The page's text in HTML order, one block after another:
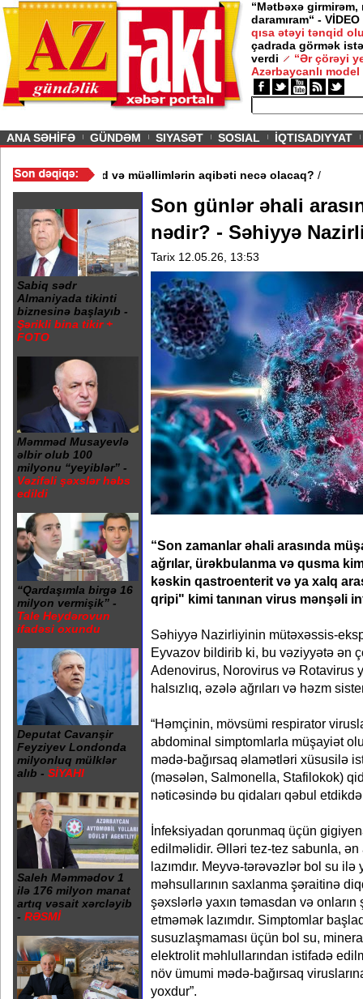
“Mətbəxə girmirəm,
daramıram“ - VİDEO
qısa ətəyi tənqid
çadrada görmək
verdi
“Ər çörəyi
Azərbaycanlı model
ANA SƏHİFƏ GÜNDƏM SIYASƏT SOSIAL İQTISADIYYAT
məktəb bağlandı - Şagird və müəllimlərin aqibəti necə olacaq?
Sabiq sədr
Almaniyada tikinti
biznesinə başlayıb -
Şərikli bina tikir +
FOTO
Məmməd Musayevlə
əlbir olub 100
milyonu “yeyiblər” -
Vəzifəli şəxslər həbs
edildi
“Qardaşımla birgə 16
milyon vermişik” -
Tale Heydərovun
ifadəsi oxundu
Deputat Cavanşir
Feyziyev Londonda
milyonluq mülklər
alıb - SİYAHI
Saleh Məmmədov 1
ilə 176 milyon manat
artıq vəsait xərcləyib
- RƏSMİ
Son günlər əhali
nədir? - Səhiyyə
Tarix 12.05.26, 13:53
“Son zamanlar əhali arasında
ağrılar, ürəkbulanma və qusma
kəskin qastroenterit və ya xalq
qripi" kimi tanınan virus mənşəli
Səhiyyə Nazirliyinin mütəxəssis-
Eyvazov bildirib ki, bu vəziyyətə ən
Adenovirus, Norovirus və Rotavirus
halsızlıq, əzələ ağrıları və həzm
“Həmçinin, mövsümi respirator
abdominal simptomlarla müşayiət
mədə-bağırsaq əlamətləri xüsusilə
(məsələn, Salmonella, Stafilokok)
nəticəsində bu qidaları qəbul
İnfeksiyadan qorunmaq üçün
edilməlidir. Əlləri tez-tez sabunla, ən
lazımdır. Meyvə-tərəvəzlər bol su ilə
məhsullarının saxlanma şəraitinə
şəxslərlə yaxın təmasdan və
etməmək lazımdır. Simptomlar
susuzlaşmaması üçün bol su,
elektrolit məhlullarından istifadə
növ ümumi mədə-bağırsaq
yoxdur”.